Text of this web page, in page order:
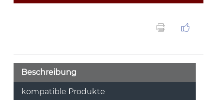
Beschreibung
kompatible Produkte